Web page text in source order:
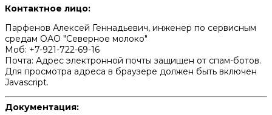
Контактное лицо:
Парфенов Алексей Геннадьевич, инженер по сервисным
средам ОАО "Северное молоко"
Моб: +7-921-722-69-16
Почта: Адрес электронной почты защищен от спам-ботов.
Для просмотра адреса в браузере должен быть включен
Javascript.
Документация: